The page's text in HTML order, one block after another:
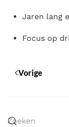
Jaren lang
Focus op
Vorige